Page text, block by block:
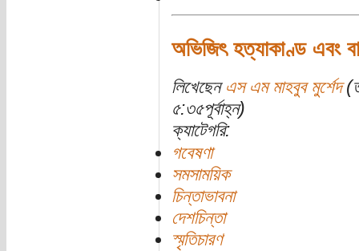
অভিজিৎ হত্যাকাণ্ড এবং
লিখেছেন এস এম মাহবুব মুর্শেদ
৫:৩৫পূর্বাহ্ন)
ক্যাটেগরি:
গবেষণা
সমসাময়িক
চিন্তাভাবনা
দেশচিন্তা
স্মৃতিচারণ